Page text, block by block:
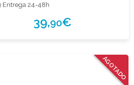
Entrega 24-48h
39,90€
AGOTADO